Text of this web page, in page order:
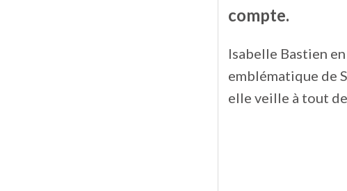
compte.
Isabelle Bastien
emblématique de
elle veille à tout